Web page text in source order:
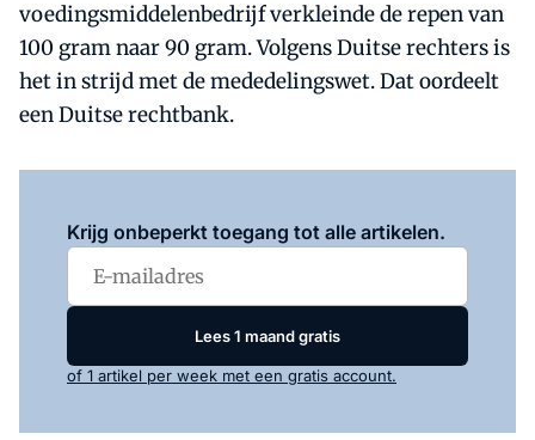
voedingsmiddelenbedrijf verkleinde de repen van
100 gram naar 90 gram. Volgens Duitse rechters is
het in strijd met de mededelingswet. Dat oordeelt
een Duitse rechtbank.
Krijg onbeperkt toegang tot alle artikelen.
Lees 1 maand gratis
of 1 artikel per week met een gratis account.